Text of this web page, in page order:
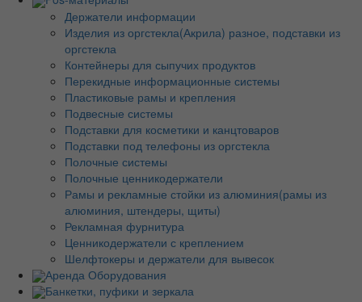
Держатели информации
Изделия из оргстекла(Акрила) разное, подставки из
оргстекла
Контейнеры для сыпучих продуктов
Перекидные информационные системы
Пластиковые рамы и крепления
Подвесные системы
Подставки для косметики и канцтоваров
Подставки под телефоны из оргстекла
Полочные системы
Полочные ценникодержатели
Рамы и рекламные стойки из алюминия(рамы из
алюминия, штендеры, щиты)
Рекламная фурнитура
Ценникодержатели с креплением
Шелфтокеры и держатели для вывесок
Аренда Оборудования
Банкетки, пуфики и зеркала